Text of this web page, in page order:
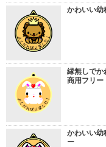
かわいい幼
縁無しでか
商用フリー
かわいい幼
ー